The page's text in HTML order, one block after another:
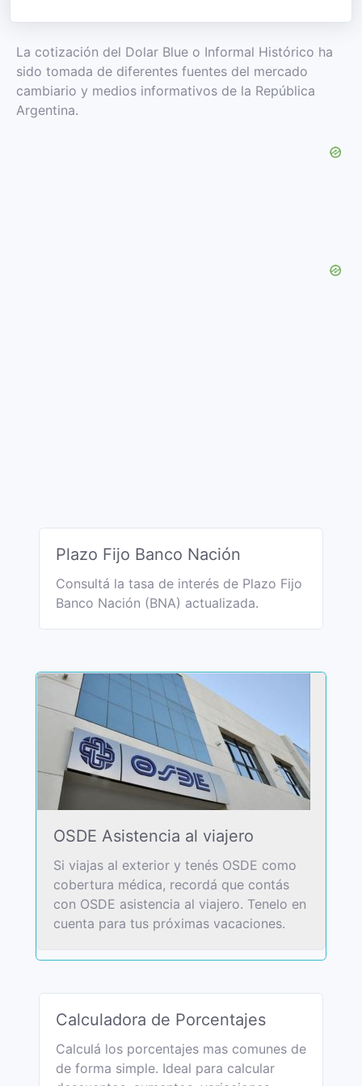
La cotización del Dolar Blue o Informal Histórico ha
sido tomada de diferentes fuentes del mercado
cambiario y medios informativos de la República
Argentina.
Plazo Fijo Banco Nación
Consultá la tasa de interés de Plazo Fijo
Banco Nación (BNA) actualizada.
OSDE Asistencia al viajero
Si viajas al exterior y tenés OSDE como
cobertura médica, recordá que contás
con OSDE asistencia al viajero. Tenelo en
cuenta para tus próximas vacaciones.
Calculadora de Porcentajes
Calculá los porcentajes mas comunes de
de forma simple. Ideal para calcular